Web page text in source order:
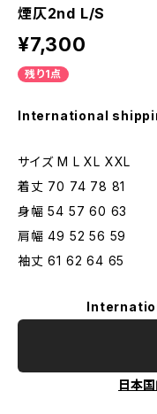
煙仄2nd L/S
¥7,300
残り1点
International
サイズ M L XL XXL
着丈 70 74 78 81
身幅 54 57 60 63
肩幅 49 52 56 59
袖丈 61 62 64 65
日本